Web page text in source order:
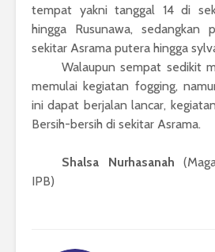
tempat yakni tanggal 14 di
hingga Rusunawa, sedangkan
sekitar Asrama putera hingga
Walaupun sempat sedikit
memulai kegiatan fogging,
ini dapat berjalan lancar,
Bersih-bersih di sekitar Asrama.
Shalsa Nurhasanah
IPB)